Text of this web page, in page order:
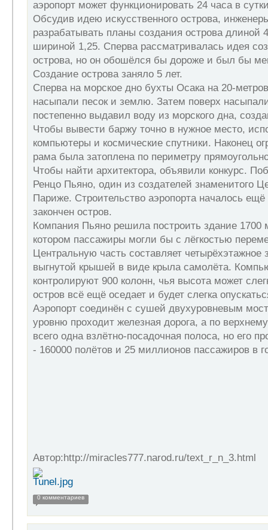
аэропорт может функционировать 24 часа в
Обсудив идею искусственного острова,
разрабатывать планы создания острова длиной
шириной 1,25. Сперва рассматривалась идея
острова, но он обошёлся бы дороже и был бы
Создание острова заняло 5 лет.
Сперва на морское дно бухты Осака на 20-
насыпали песок и землю. Затем поверх
постепенно выдавил воду из морского дна,
Чтобы вывести баржу точно в нужное место,
компьютеры и космические спутники. Наконец
рама была затоплена по периметру
Чтобы найти архитектора, объявили конкурс.
Ренцо Пьяно, один из создателей знаменитого
Париже. Строительство аэропорта началось ещё
закончен остров.
Компания Пьяно решила построить здание 1700
котором пассажиры могли бы с лёгкостью
Центральную часть составляет четырёхэтажное
выгнутой крышей в виде крыла самолёта.
контролируют 900 колонн, чья высота может
остров всё ещё оседает и будет слегка
Аэропорт соединён с сушей двухуровневым
уровню проходит железная дорога, а по
всего одна взлётно-посадочная полоса, но его
- 160000 полётов и 25 миллионов пассажиров в
Автор:http://miracles777.narod.ru/text_r_n_3.html
0 комментариев